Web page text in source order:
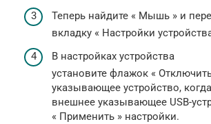
Теперь найдите « Мышь » и
вкладку « Настройки
В настройках устройства
установите флажок «
указывающее устройство,
внешнее указывающее USB-
« Применить » настройки.